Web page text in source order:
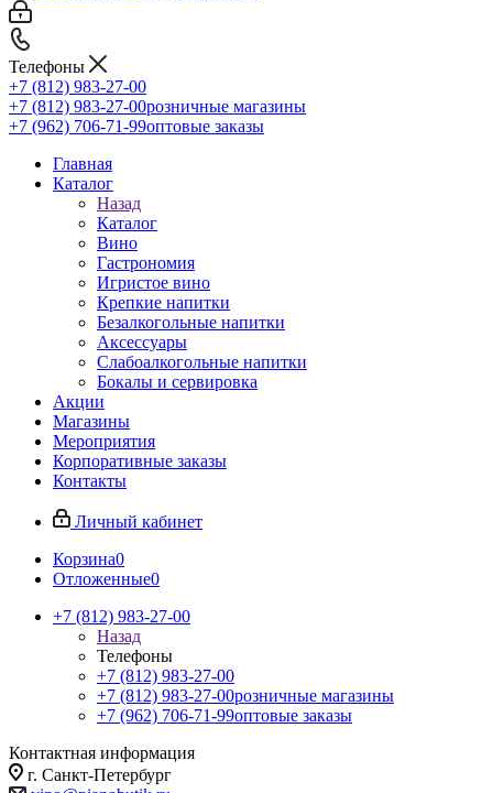
Телефоны
+7 (812) 983-27-00
+7 (812) 983-27-00розничные магазины
+7 (962) 706-71-99оптовые заказы
Главная
Каталог
Назад
Каталог
Вино
Гастрономия
Игристое вино
Крепкие напитки
Безалкогольные напитки
Аксессуары
Слабоалкогольные напитки
Бокалы и сервировка
Акции
Магазины
Мероприятия
Корпоративные заказы
Контакты
Личный кабинет
Корзина0
Отложенные0
+7 (812) 983-27-00
Назад
Телефоны
+7 (812) 983-27-00
+7 (812) 983-27-00розничные магазины
+7 (962) 706-71-99оптовые заказы
Контактная информация
г. Санкт-Петербург